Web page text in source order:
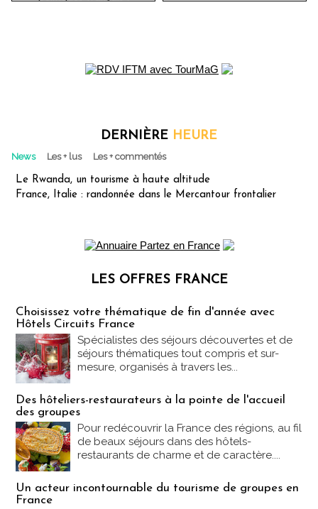
DERNIÈRE HEURE
News Les + lus Les + commentés
Le Rwanda, un tourisme à haute altitude
France, Italie : randonnée dans le Mercantour frontalier
LES OFFRES FRANCE
Choisissez votre thématique de fin d'année avec
Hôtels Circuits France
Spécialistes des séjours découvertes et de
séjours thématiques tout compris et sur-
mesure, organisés à travers les...
Des hôteliers-restaurateurs à la pointe de l'accueil
des groupes
Pour redécouvrir la France des régions, au fil
de beaux séjours dans des hôtels-
restaurants de charme et de caractère....
Un acteur incontournable du tourisme de groupes en
France